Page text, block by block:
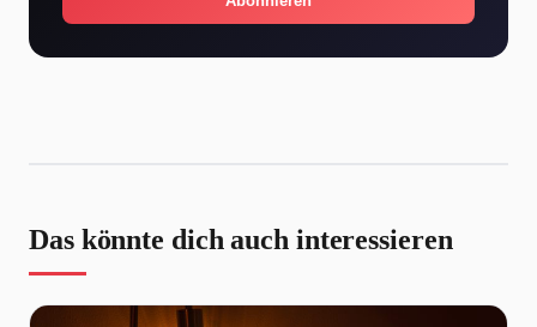
Das könnte dich auch interessieren